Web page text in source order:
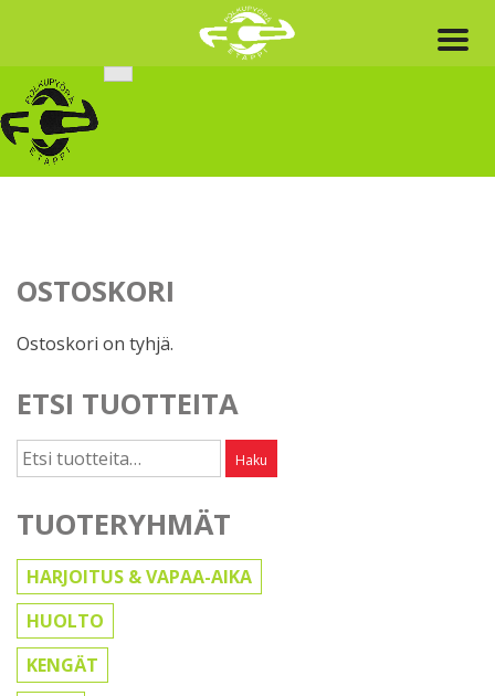
content
OSTOSKORI
Ostoskori on tyhjä.
ETSI TUOTTEITA
Etsi: Haku
TUOTERYHMÄT
HARJOITUS & VAPAA-AIKA
HUOLTO
KENGÄT